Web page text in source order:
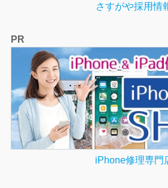
さすがや採用情
PR
iPhone修理専門